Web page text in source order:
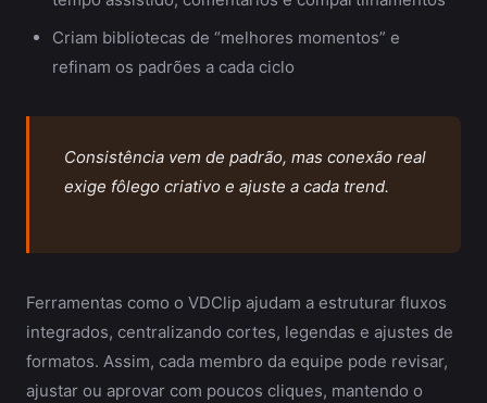
Criam bibliotecas de “melhores momentos” e
refinam os padrões a cada ciclo
Consistência vem de padrão, mas conexão real
exige fôlego criativo e ajuste a cada trend.
Ferramentas como o VDClip ajudam a estruturar fluxos
integrados, centralizando cortes, legendas e ajustes de
formatos. Assim, cada membro da equipe pode revisar,
ajustar ou aprovar com poucos cliques, mantendo o